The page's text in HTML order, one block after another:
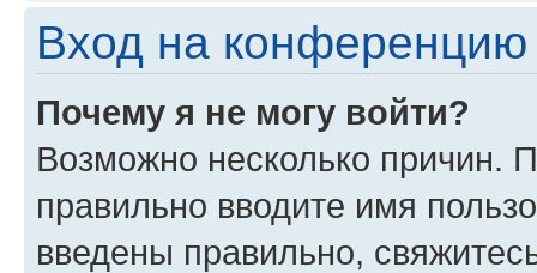
Вход на конференцию
Почему я не могу войти?
Возможно несколько причин.
правильно вводите имя
введены правильно,